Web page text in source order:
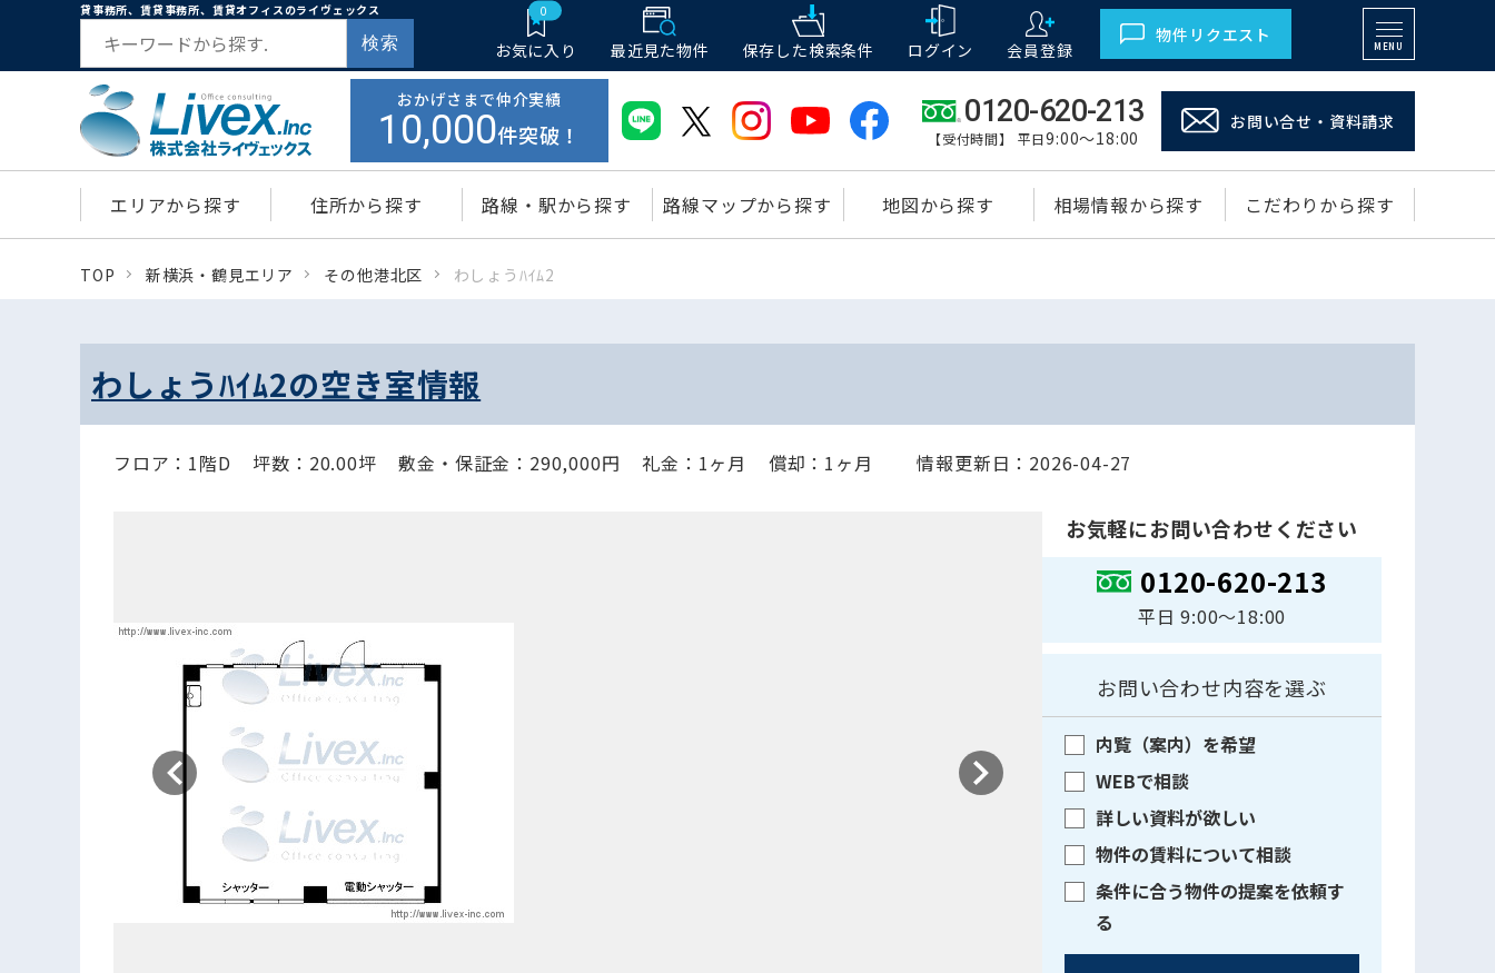
貸事務所、賃貸事務所、賃貸オフィスのライヴェックス
検索
0
お気に入り 最近見た物件 保存した検索条件 ログイン 会員登録
物件リクエスト
MENU
おかげさまで仲介実績
10,000件突破！
0120-620-213
【受付時間】 平日9:00～18:00
お問い合せ・資料請求
エリアから探す 住所から探す 路線・駅から探す 路線マップから探す 地図から探す 相場情報から探す こだわりから探す
TOP 新横浜・鶴見エリア その他港北区 わしょうﾊｲﾑ2
わしょうﾊｲﾑ2の空き室情報
フロア：1階D 坪数：20.00坪 敷金・保証金：290,000円 礼金：1ヶ月 償却：1ヶ月 情報更新日：2026-04-27
お気軽にお問い合わせください
0120-620-213
平日 9:00〜18:00
お問い合わせ内容を選ぶ
内覧（案内）を希望
WEBで相談
詳しい資料が欲しい
物件の賃料について相談
条件に合う物件の提案を依頼す
る